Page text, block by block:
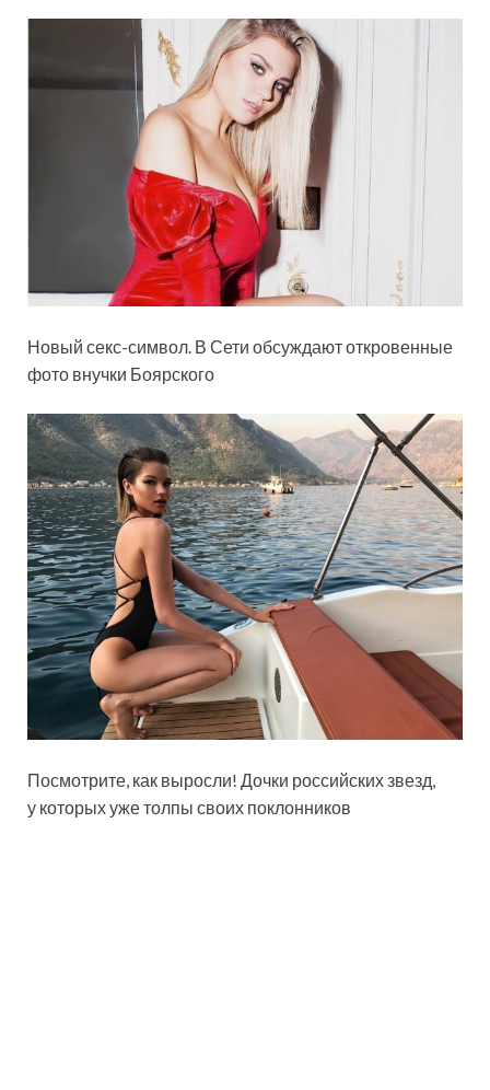
Новый секс-символ. В Сети обсуждают откровенные
фото внучки Боярского
Посмотрите, как выросли! Дочки российских звезд,
у которых уже толпы своих поклонников